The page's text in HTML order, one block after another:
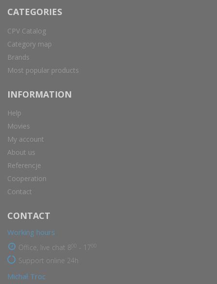
CATEGORIES
CPV Catalog
Category map
Brands
Most popular products
INFORMATION
Help
Movies
My account
About us
Referencje
Cooperation
Contact
CONTACT
Working hours
Office, live chat 8 - 17
Support online 24h
Michał Troc